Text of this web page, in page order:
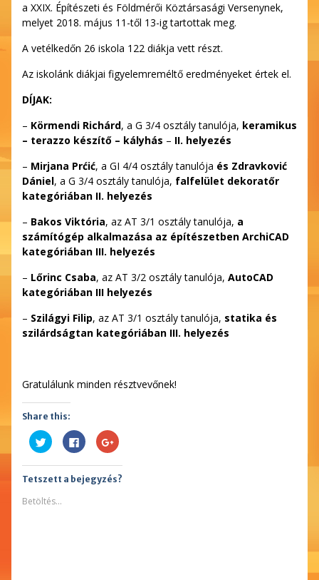
a XXIX. Építészeti és Földmérői Köztársasági Versenynek,
melyet 2018. május 11-től 13-ig tartottak meg.
A vetélkedőn 26 iskola 122 diákja vett részt.
Az iskolánk diákjai figyelemreméltő eredményeket értek el.
DÍJAK:
– Körmendi Richárd, a G 3/4 osztály tanulója, keramikus
– terazzo készítő – kályhás – II. helyezés
– Mirjana Prćić, a GI 4/4 osztály tanulója és Zdravković
Dániel, a G 3/4 osztály tanulója, falfelület dekoratőr
kategóriában II. helyezés
– Bakos Viktória, az AT 3/1 osztály tanulója, a
számítógép alkalmazása az építészetben ArchiCAD
kategóriában III. helyezés
– Lőrinc Csaba, az AT 3/2 osztály tanulója, AutoCAD
kategóriában III helyezés
– Szilágyi Filip, az AT 3/1 osztály tanulója, statika és
szilárdságtan kategóriában III. helyezés
Gratulálunk minden résztvevőnek!
Share this:
Kattints
ide
Twitter-
en
való
ablakban
nyílik
Facebookon
való
megosztáshoz
kattintás
ide.
(Új
Megosztás
a
plusszon(Új
ablakban
nyílik
Tetszett a bejegyzés?
Betöltés...